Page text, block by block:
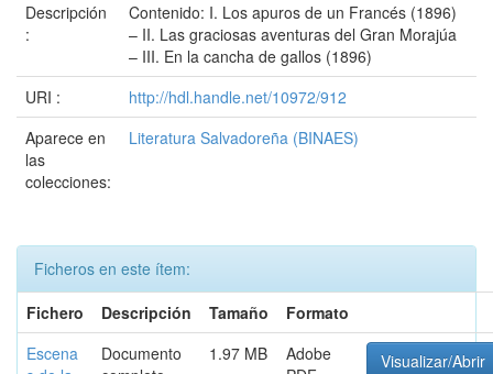
Descripción
:
Contenido: I. Los apuros de un Francés (1896)
– II. Las graciosas aventuras del Gran Morajúa
– III. En la cancha de gallos (1896)
URI :
http://hdl.handle.net/10972/912
Aparece en
las
colecciones:
Literatura Salvadoreña (BINAES)
Ficheros en este ítem:
Fichero
Descripción Tamaño
Formato
Escena
Documento
1.97 MB
Adobe
Visualizar/Abrir